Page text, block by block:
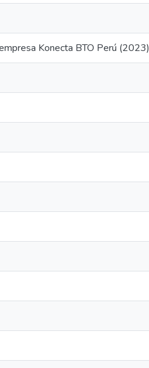
Konecta BTO Perú (2023)